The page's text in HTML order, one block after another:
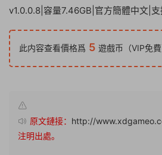
v1.0.0.8|容量7.46GB|官方簡體中文|
此内容查看價格爲 5 遊戲币（VIP免
原文鏈接： http://
注明出處。